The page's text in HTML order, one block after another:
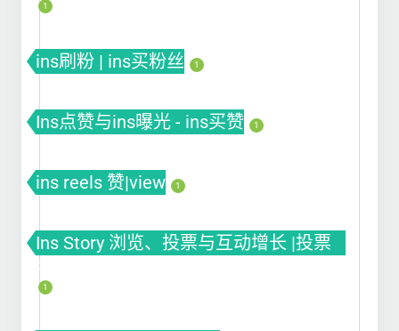
1
ins刷粉 | ins买粉丝 1
Ins点赞与ins曝光 - ins买赞 1
ins reels 赞|view 1
Ins Story 浏览、投票与互动增长 |投票
Poll
1